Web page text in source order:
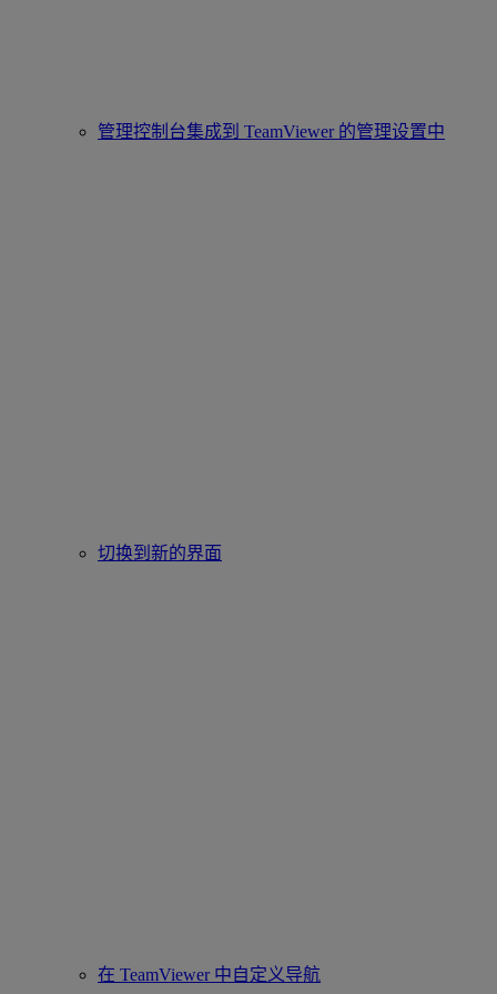
管理控制台集成到 TeamViewer 的管理设置中
切换到新的界面
在 TeamViewer 中自定义导航